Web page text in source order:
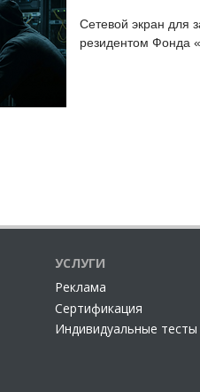
Сетевой экран для
резидентом Фонда
УСЛУГИ
Реклама
Сертификация
Индивидуальные тесты